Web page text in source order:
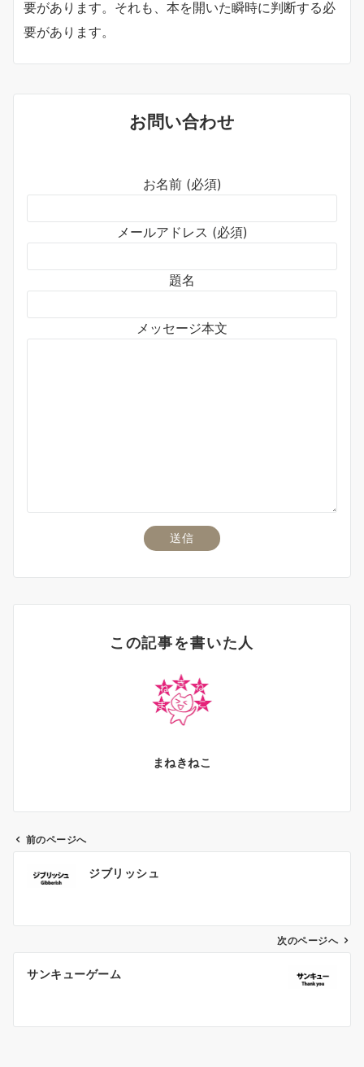
要があります。それも、本を開いた瞬時に判断する必
要があります。
お問い合わせ
お名前 (必須)
メールアドレス (必須)
題名
メッセージ本文
この記事を書いた人
まねきねこ
ン
前のページへ
ジブリッシュ
次のページへ
サンキューゲーム